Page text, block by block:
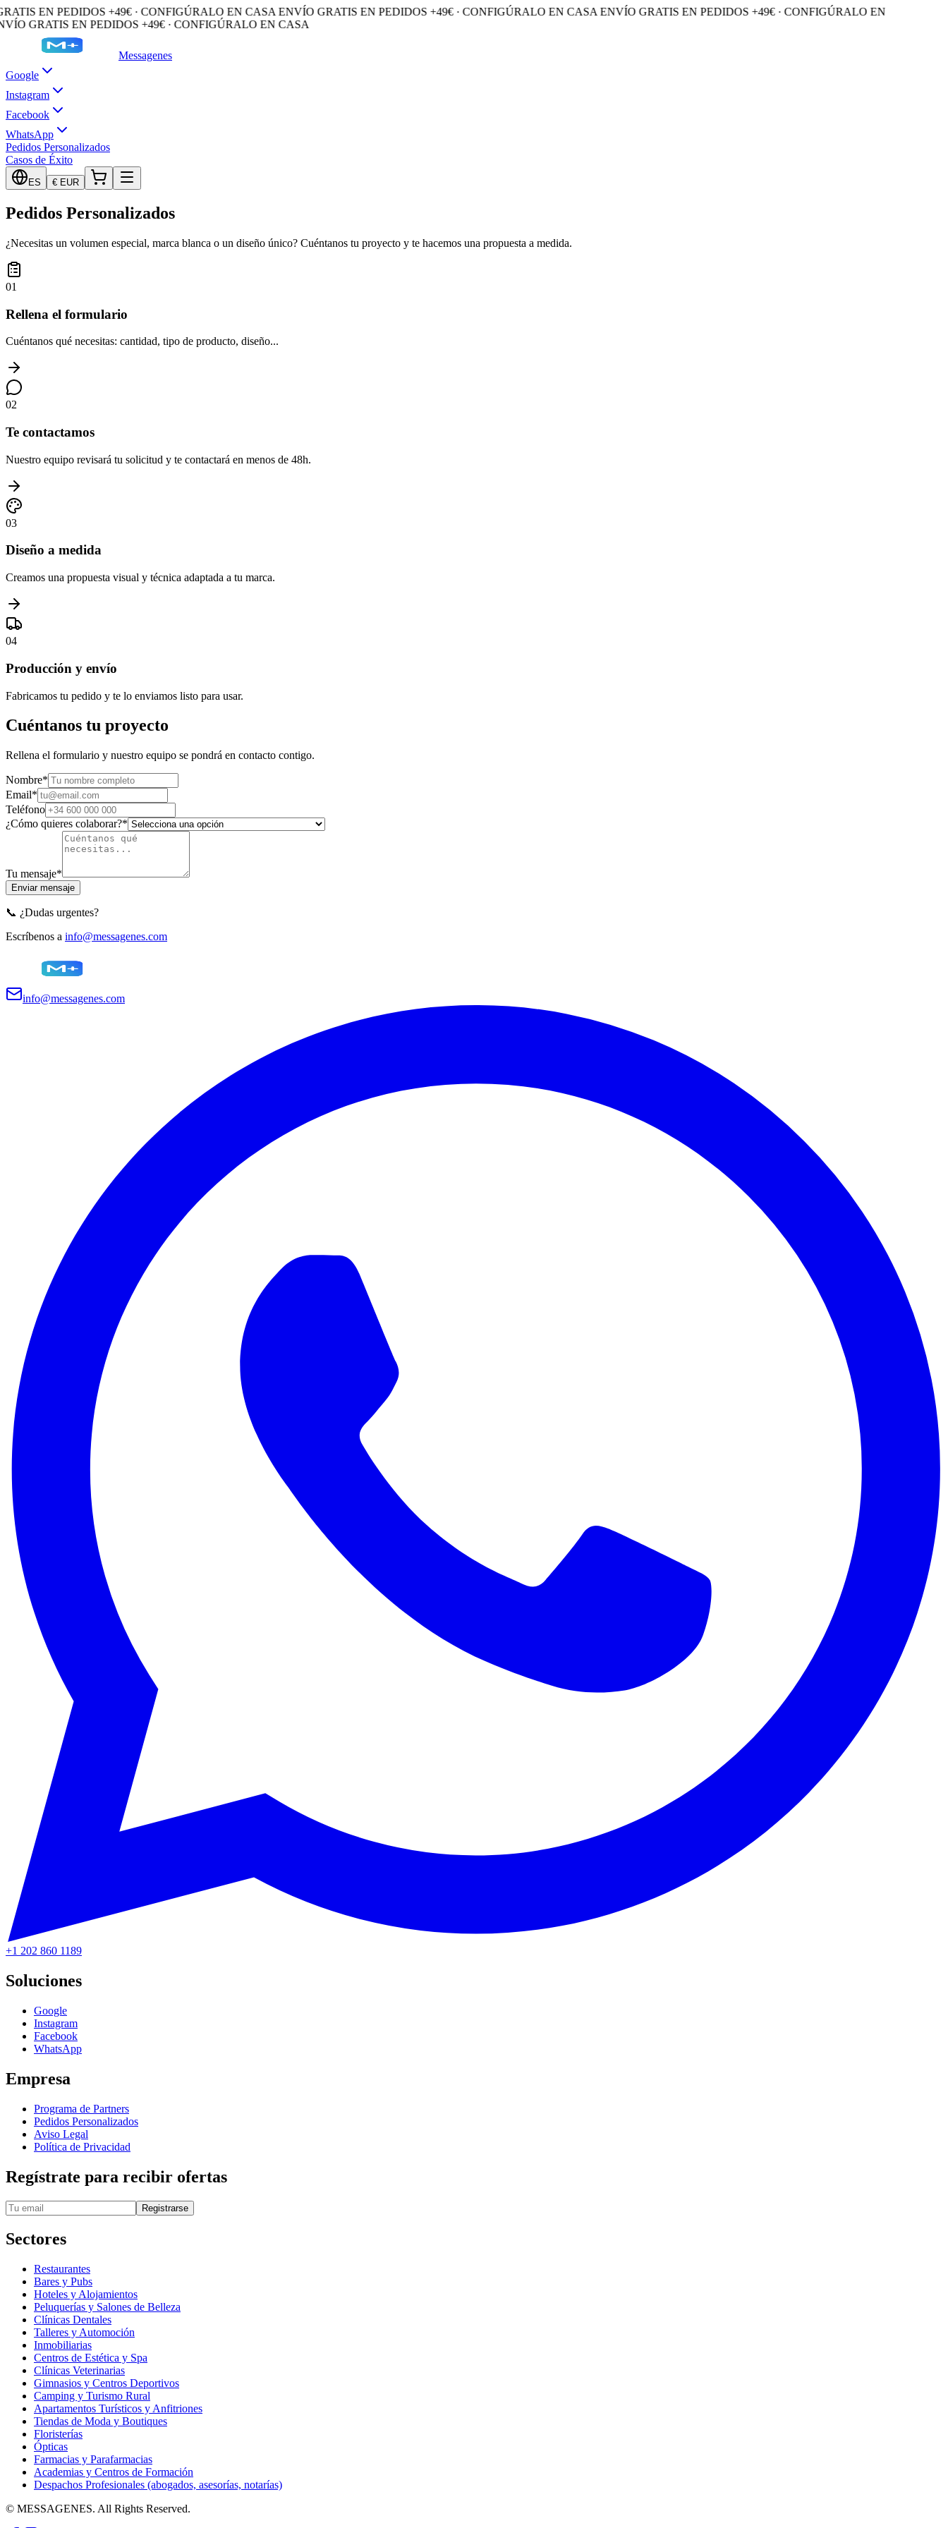
EN PEDIDOS +49€ · CONFIGÚRALO EN CASAENVÍO GRATIS EN PEDIDOS +49€ · CONFIGÚRALO EN CASAENVÍO GRATIS EN PEDIDOS +49€ · CONFIGÚRALO EN
GRATIS EN PEDIDOS +49€ · CONFIGÚRALO EN CASA
Messagenes
Google
Instagram
Facebook
WhatsApp
Pedidos Personalizados
Casos de Éxito
ES € EUR
Pedidos Personalizados
¿Necesitas un volumen especial, marca blanca o un diseño único? Cuéntanos tu proyecto y te hacemos una propuesta a medida.
01
Rellena el formulario
Cuéntanos qué necesitas: cantidad, tipo de producto, diseño...
02
Te contactamos
Nuestro equipo revisará tu solicitud y te contactará en menos de 48h.
03
Diseño a medida
Creamos una propuesta visual y técnica adaptada a tu marca.
04
Producción y envío
Fabricamos tu pedido y te lo enviamos listo para usar.
Cuéntanos tu proyecto
Rellena el formulario y nuestro equipo se pondrá en contacto contigo.
Nombre*
Email*
Teléfono
¿Cómo quieres colaborar?*
Tu mensaje*
Enviar mensaje
📞 ¿Dudas urgentes?
Escríbenos a info@messagenes.com
info@messagenes.com
+1 202 860 1189
Soluciones
Google
Instagram
Facebook
WhatsApp
Empresa
Programa de Partners
Pedidos Personalizados
Aviso Legal
Política de Privacidad
Regístrate para recibir ofertas
Registrarse
Sectores
Restaurantes
Bares y Pubs
Hoteles y Alojamientos
Peluquerías y Salones de Belleza
Clínicas Dentales
Talleres y Automoción
Inmobiliarias
Centros de Estética y Spa
Clínicas Veterinarias
Gimnasios y Centros Deportivos
Camping y Turismo Rural
Apartamentos Turísticos y Anfitriones
Tiendas de Moda y Boutiques
Floristerías
Ópticas
Farmacias y Parafarmacias
Academias y Centros de Formación
Despachos Profesionales (abogados, asesorías, notarías)
© MESSAGENES. All Rights Reserved.